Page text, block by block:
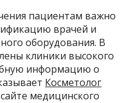
пациентам важно
врачей и
оборудования. В
клиники высокого
информацию о
Косметолог
медицинского